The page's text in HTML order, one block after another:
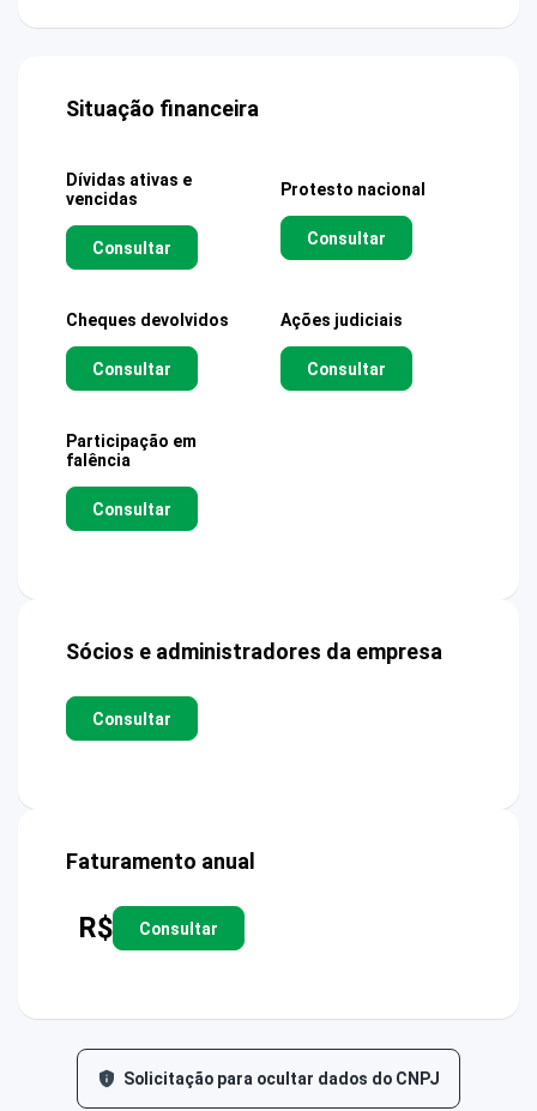
Situação financeira
Dívidas ativas e
vencidas
Consultar
Protesto nacional
Consultar
Cheques devolvidos
Consultar
Ações judiciais
Consultar
Participação em
falência
Consultar
Sócios e administradores da empresa
Consultar
Faturamento anual
R$ Consultar
Solicitação para ocultar dados do CNPJ